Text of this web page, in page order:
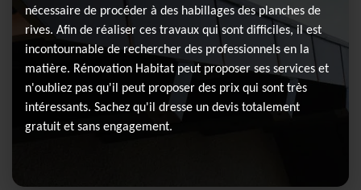
nécessaire de procéder à des habillages des planches de
rives. Afin de réaliser ces travaux qui sont difficiles, il est
incontournable de rechercher des professionnels en la
matière. Rénovation Habitat peut proposer ses services et
n'oubliez pas qu'il peut proposer des prix qui sont très
intéressants. Sachez qu'il dresse un devis totalement
gratuit et sans engagement.